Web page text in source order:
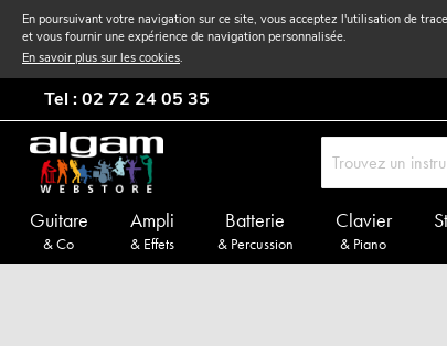
En poursuivant votre navigation sur ce site, vous acceptez l'utilisation de
et vous fournir une expérience de navigation personnalisée.
En savoir plus sur les cookies.
Tel : 02 72 24 05 35
Guitare
& Co
Ampli
& Effets
Batterie
& Percussion
Clavier
& Piano